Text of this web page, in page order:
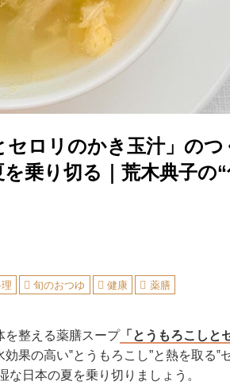
ロリのかき玉汁」のつ
乗り切る｜荒木典子の
旬のおつゆ 健康 薬膳
を整える薬膳スープ「とうもろこしと
果の高い‟とうもろこし”と熱を取る‟
な日本の夏を乗り切りましょう。